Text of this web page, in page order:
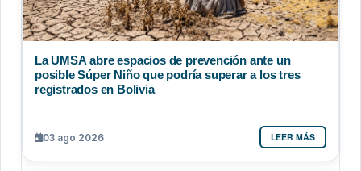
La UMSA abre espacios de prevención ante un
posible Súper Niño que podría superar a los tres
registrados en Bolivia
03 ago 2026 LEER MÁS